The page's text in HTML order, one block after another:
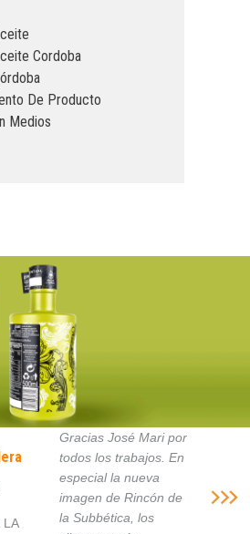
Cordoba
De Producto
Medios
LA
Gracias José Mari por
todos los trabajos. En
especial la nueva
imagen de Rincón de
la Subbética, los